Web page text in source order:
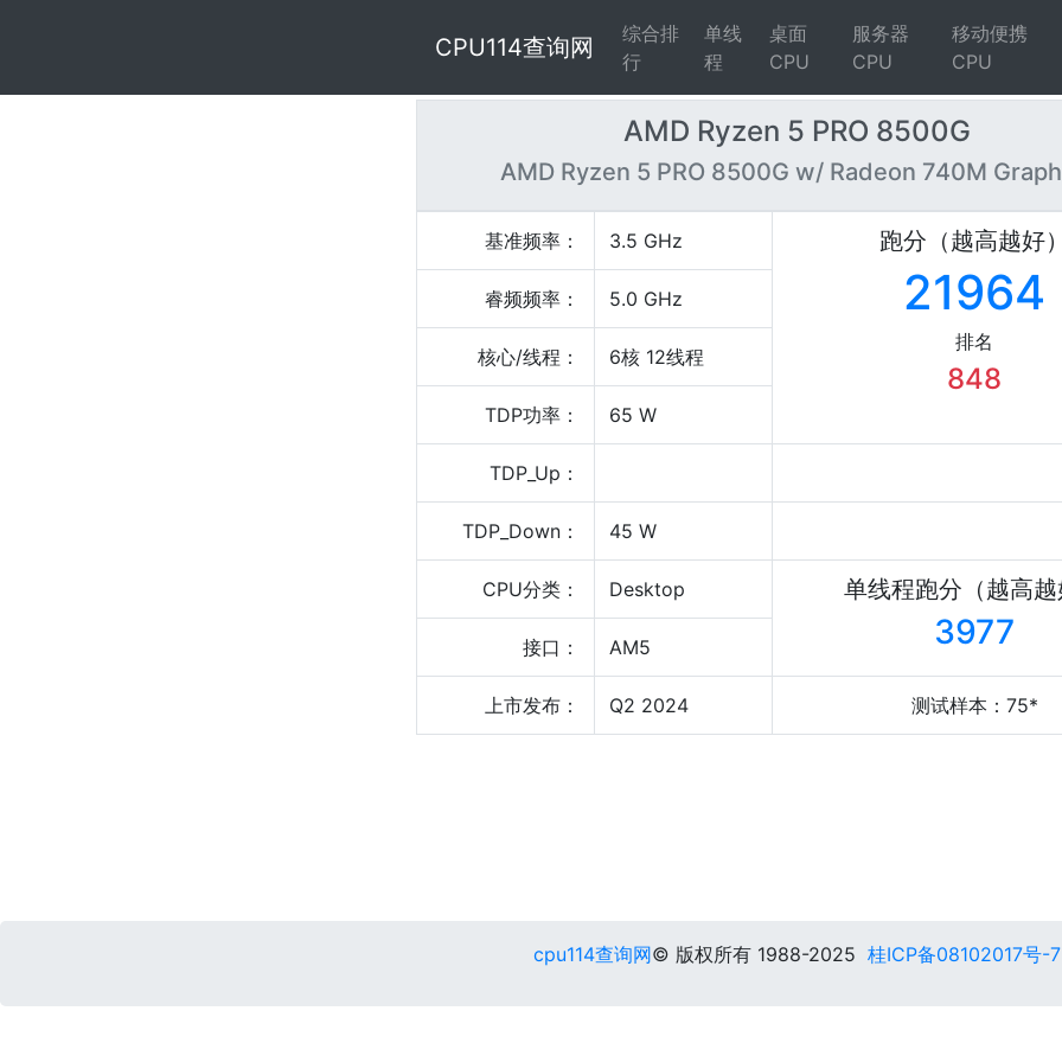
CPU114查询网
综合排
行
单线
程
桌面
CPU
服务器
CPU
移动便携
CPU
AMD Ryzen 5 PRO 8500G
AMD Ryzen 5 PRO 8500G w/ Radeon 740M
基准频率： 3.5 GHz 跑分（越高越好
21964
排名
848
睿频频率： 5.0 GHz
核心/线程： 6核 12线程
TDP功率： 65 W
TDP_Up：
TDP_Down： 45 W
CPU分类： Desktop 单线程跑分（越高
3977
接口： AM5
上市发布： Q2 2024 测试样本：75*
cpu114查询网© 版权所有 1988-2025 桂ICP备08102017号-7